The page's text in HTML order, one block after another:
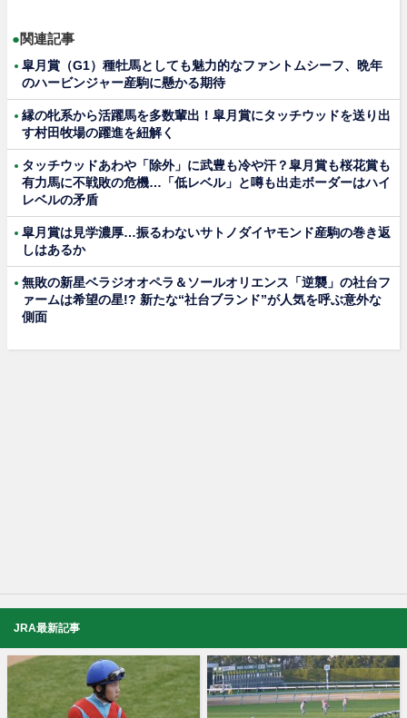
●関連記事
皐月賞（G1）種牡馬としても魅力的なファントムシーフ、晩年
のハービンジャー産駒に懸かる期待
縁の牝系から活躍馬を多数輩出！皐月賞にタッチウッドを送り出
す村田牧場の躍進を紐解く
タッチウッドあわや「除外」に武豊も冷や汗？皐月賞も桜花賞も
有力馬に不戦敗の危機…「低レベル」と噂も出走ボーダーはハイ
レベルの矛盾
皐月賞は見学濃厚…振るわないサトノダイヤモンド産駒の巻き返
しはあるか
無敗の新星ベラジオオペラ＆ソールオリエンス「逆襲」の社台フ
ァームは希望の星!? 新たな“社台ブランド”が人気を呼ぶ意外な
側面
JRA最新記事